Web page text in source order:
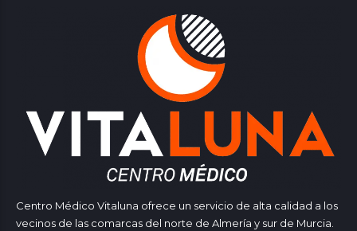
Centro Médico Vitaluna ofrece un servicio de alta calidad a los
vecinos de las comarcas del norte de Almería y sur de Murcia.